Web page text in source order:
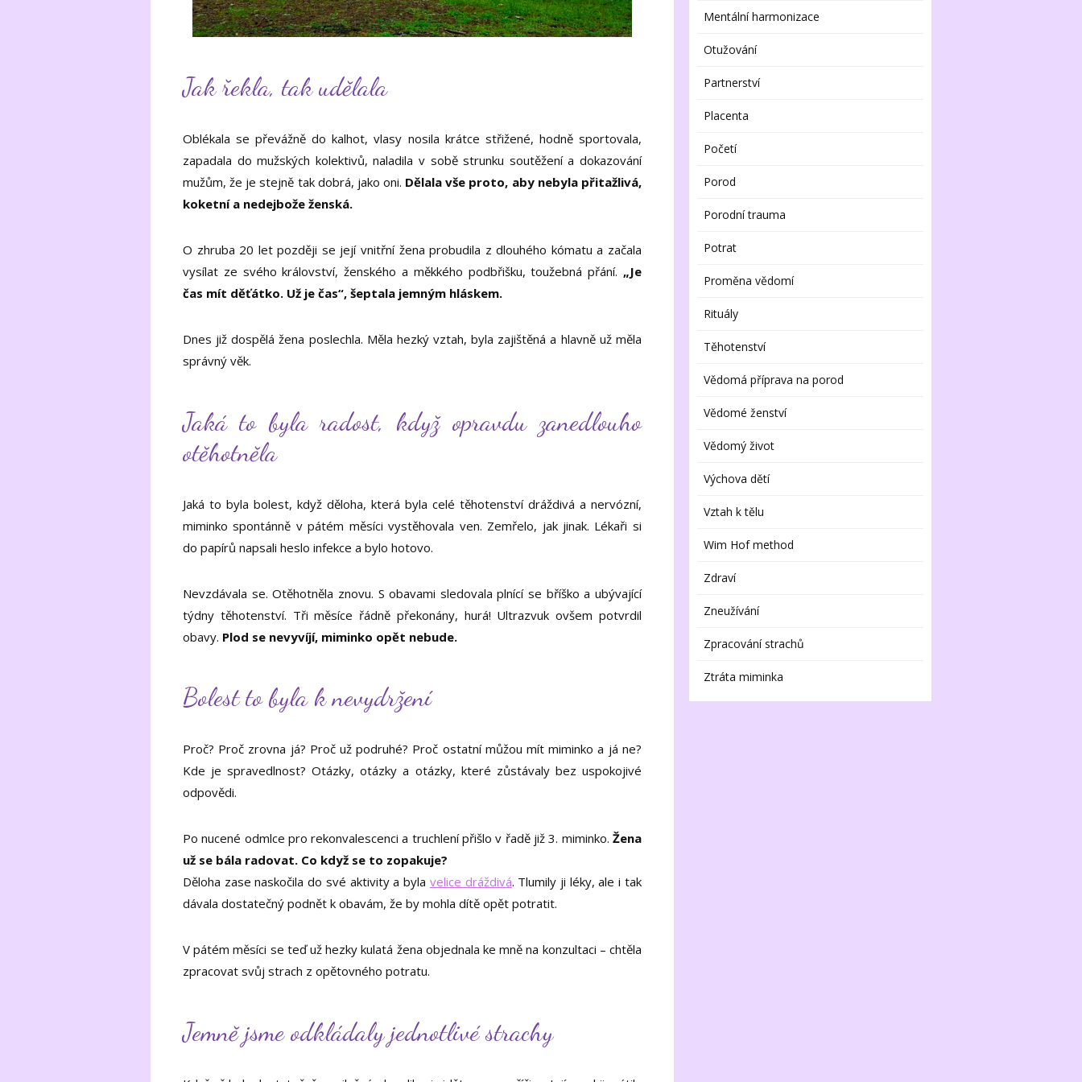
Jak řekla, tak udělala
Oblékala se převážně do kalhot, vlasy nosila krátce střižené, hodně sportovala,
zapadala do mužských kolektivů, naladila v sobě strunku soutěžení a dokazování
mužům, že je stejně tak dobrá, jako oni. Dělala vše proto, aby nebyla přitažlivá,
koketní a nedejbože ženská.
O zhruba 20 let později se její vnitřní žena probudila z dlouhého kómatu a začala
vysílat ze svého království, ženského a měkkého podbřišku, toužebná přání. „Je
čas mít děťátko. Už je čas“, šeptala jemným hláskem.
Dnes již dospělá žena poslechla. Měla hezký vztah, byla zajištěná a hlavně už měla
správný věk.
Jaká to byla radost, když opravdu zanedlouho
otěhotněla
Jaká to byla bolest, když děloha, která byla celé těhotenství dráždivá a nervózní,
miminko spontánně v pátém měsíci vystěhovala ven. Zemřelo, jak jinak. Lékaři si
do papírů napsali heslo infekce a bylo hotovo.
Nevzdávala se. Otěhotněla znovu. S obavami sledovala plnící se bříško a ubývající
týdny těhotenství. Tři měsíce řádně překonány, hurá! Ultrazvuk ovšem potvrdil
obavy. Plod se nevyvíjí, miminko opět nebude.
Bolest to byla k nevydržení
Proč? Proč zrovna já? Proč už podruhé? Proč ostatní můžou mít miminko a já ne?
Kde je spravedlnost? Otázky, otázky a otázky, které zůstávaly bez uspokojivé
odpovědi.
Po nucené odmlce pro rekonvalescenci a truchlení přišlo v řadě již 3. miminko. Žena
už se bála radovat. Co když se to zopakuje?
Děloha zase naskočila do své aktivity a byla velice dráždivá. Tlumily ji léky, ale i tak
dávala dostatečný podnět k obavám, že by mohla dítě opět potratit.
V pátém měsíci se teď už hezky kulatá žena objednala ke mně na konzultaci – chtěla
zpracovat svůj strach z opětovného potratu.
Jemně jsme odkládaly jednotlivé strachy
Mentální harmonizace
Otužování
Partnerství
Placenta
Početí
Porod
Porodní trauma
Potrat
Proměna vědomí
Rituály
Těhotenství
Vědomá příprava na porod
Vědomé ženství
Vědomý život
Výchova dětí
Vztah k tělu
Wim Hof method
Zdraví
Zneužívání
Zpracování strachů
Ztráta miminka